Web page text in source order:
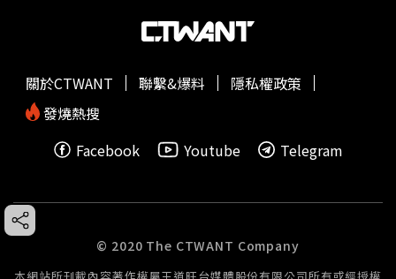
關於CTWANT 聯繫&爆料
隱私權政策
發燒熱搜
Facebook
Youtube Telegram
© 2020 The CTWANT Company